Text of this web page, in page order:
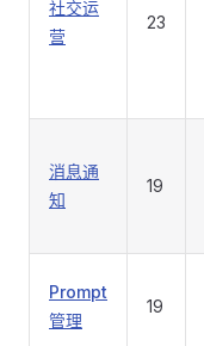
社交运
营
23
消息通
知
19
Prompt
管理
19